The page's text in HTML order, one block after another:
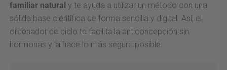
familiar natural y te ayuda a utilizar un método con una
sólida base científica de forma sencilla y digital. Así, el
ordenador de ciclo te facilita la anticoncepción sin
hormonas y la hace lo más segura posible.